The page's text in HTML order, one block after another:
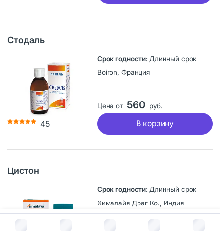
В корзину за руб.
Стодаль
45
Длинный срок
Boiron, Франция
Цена от 560 руб.
В корзину
Цистон
Длинный срок
Хималайя Драг Ко., Индия